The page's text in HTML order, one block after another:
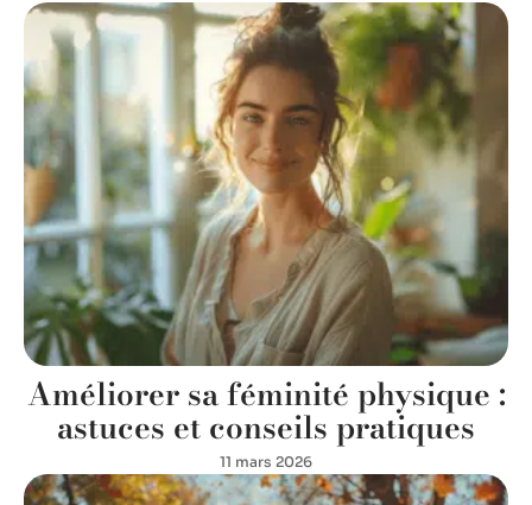
Améliorer sa féminité physique :
astuces et conseils pratiques
11 mars 2026